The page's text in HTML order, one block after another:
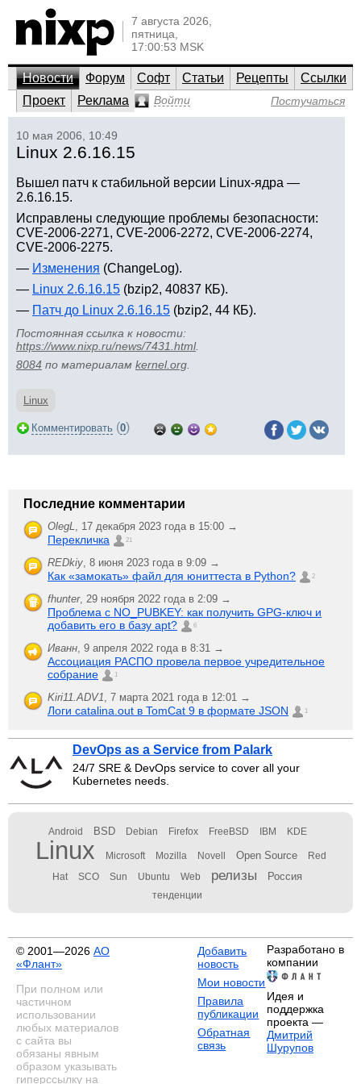
7 августа 2026,
пятница,
17:00:53 MSK
Новости Форум Софт Статьи Рецепты
Ссылки
Проект
Реклама Войти Постучаться
10 мая 2006, 10:49
Linux 2.6.16.15
Вышел патч к стабильной версии Linux-ядра —
2.6.16.15.
Исправлены следующие проблемы безопасности:
CVE-2006-2271, CVE-2006-2272, CVE-2006-2274,
CVE-2006-2275.
— Изменения (ChangeLog).
— Linux 2.6.16.15 (bzip2, 40837 КБ).
— Патч до Linux 2.6.16.15 (bzip2, 44 КБ).
Постоянная ссылка к новости:
https://www.nixp.ru/news/7431.html.
8084 по материалам kernel.org
Linux
Комментировать (0)
Последние комментарии
OlegL, 17 декабря 2023 года в 15:00 →
Перекличка 21
REDkiy, 8 июня 2023 года в 9:09 →
Как «замокать» файл для юниттеста в Python? 2
fhunter, 29 ноября 2022 года в 2:09 →
Проблема с NO_PUBKEY: как получить GPG-ключ и
добавить его в базу apt?
6
Иванн, 9 апреля 2022 года в 8:31 →
Ассоциация РАСПО провела первое учредительное
собрание
1
Kiri11.ADV1, 7 марта 2021 года в 12:01 →
Логи catalina.out в TomCat 9 в формате JSON 1
DevOps as a Service from Palark
24/7 SRE & DevOps service to cover all your
Kubernetes needs.
Android BSD Debian Firefox FreeBSD IBM KDE
Linux Microsoft Mozilla Novell Open Source Red
Hat SCO Sun Ubuntu Web релизы Россия
тенденции
© 2001—2026 АО
«Флант»
При полном или
частичном
использовании
любых материалов
с сайта вы
обязаны явным
образом указывать
гиперссылку на
Добавить
новость
Мои новости
Правила
публикации
Обратная
связь
Разработано в
компании
Идея и
поддержка
проекта —
Дмитрий
Шурупов